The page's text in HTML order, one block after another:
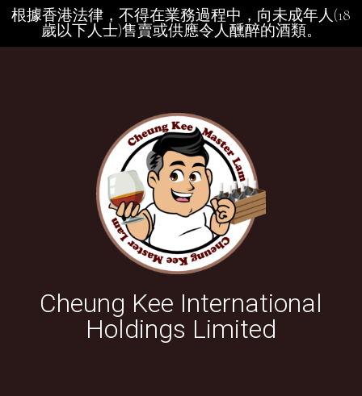
根據香港法律，不得在業務過程中，向未成年人(18
歲以下人士)售賣或供應令人醺醉的酒類。
Cheung Kee International
Holdings Limited